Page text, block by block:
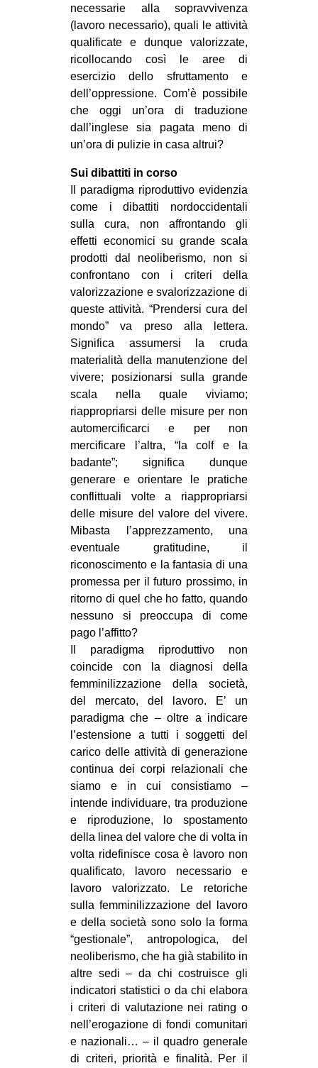
necessarie alla sopravvivenza
(lavoro necessario), quali le attività
qualificate e dunque valorizzate,
ricollocando così le aree di
esercizio dello sfruttamento e
dell’oppressione. Com’è possibile
che oggi un’ora di traduzione
dall’inglese sia pagata meno di
un’ora di pulizie in casa altrui?
Sui dibattiti in corso
Il paradigma riproduttivo evidenzia
come i dibattiti nordoccidentali
sulla cura, non affrontando gli
effetti economici su grande scala
prodotti dal neoliberismo, non si
confrontano con i criteri della
valorizzazione e svalorizzazione di
queste attività. “Prendersi cura del
mondo” va preso alla lettera.
Significa assumersi la cruda
materialità della manutenzione del
vivere; posizionarsi sulla grande
scala nella quale viviamo;
riappropriarsi delle misure per non
automercificarci e per non
mercificare l’altra, “la colf e la
badante”; significa dunque
generare e orientare le pratiche
conflittuali volte a riappropriarsi
delle misure del valore del vivere.
Mibasta l’apprezzamento, una
eventuale gratitudine, il
riconoscimento e la fantasia di una
promessa per il futuro prossimo, in
ritorno di quel che ho fatto, quando
nessuno si preoccupa di come
pago l’affitto?
Il paradigma riproduttivo non
coincide con la diagnosi della
femminilizzazione della società,
del mercato, del lavoro. E’ un
paradigma che – oltre a indicare
l’estensione a tutti i soggetti del
carico delle attività di generazione
continua dei corpi relazionali che
siamo e in cui consistiamo –
intende individuare, tra produzione
e riproduzione, lo spostamento
della linea del valore che di volta in
volta ridefinisce cosa è lavoro non
qualificato, lavoro necessario e
lavoro valorizzato. Le retoriche
sulla femminilizzazione del lavoro
e della società sono solo la forma
“gestionale”, antropologica, del
neoliberismo, che ha già stabilito in
altre sedi – da chi costruisce gli
indicatori statistici o da chi elabora
i criteri di valutazione nei rating o
nell’erogazione di fondi comunitari
e nazionali… – il quadro generale
di criteri, priorità e finalità. Per il